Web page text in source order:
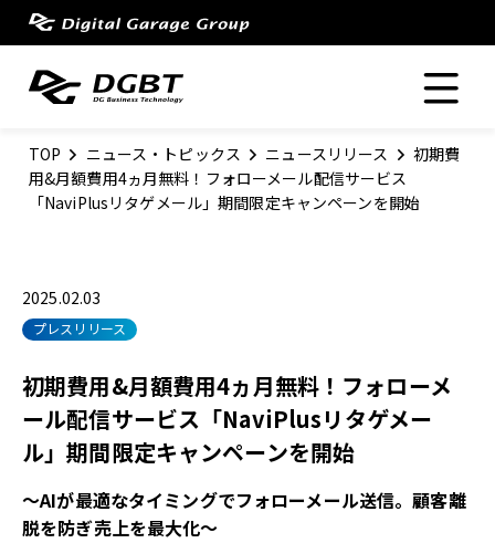
toggle navigation
TOP ニュース・トピックス ニュースリリース
初期費
用&月額費用4ヵ月無料！フォローメール配信サービス
「NaviPlusリタゲメール」期間限定キャンペーンを開始
2025.02.03
プレスリリース
初期費用&月額費用4ヵ月無料！フォローメ
ール配信サービス「NaviPlusリタゲメー
ル」期間限定キャンペーンを開始
〜AIが最適なタイミングでフォローメール送信。顧客離
脱を防ぎ売上を最大化〜